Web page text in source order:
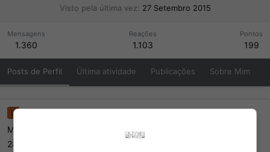
Visto pela última vez
27 Setembro 2015
Mensagens
1.360
Reações
1.103
Pontos
199
Posts de Perfil Última atividade Publicações Sobre Mim
L Loeh 9 Novembro 2013
Me add aí! >O<
2895-7634-9181